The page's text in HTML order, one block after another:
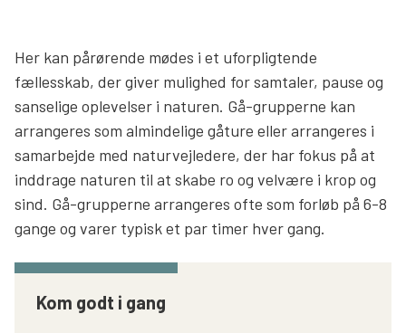
Vær med
Presse og politik
Støt os
Her kan pårørende mødes i et uforpligtende
fællesskab, der giver mulighed for samtaler, pause og
sanselige oplevelser i naturen. Gå-grupperne kan
arrangeres som almindelige gåture eller arrangeres i
samarbejde med naturvejledere, der har fokus på at
inddrage naturen til at skabe ro og velvære i krop og
sind. Gå-grupperne arrangeres ofte som forløb på 6-8
gange og varer typisk et par timer hver gang.
Kom godt i gang